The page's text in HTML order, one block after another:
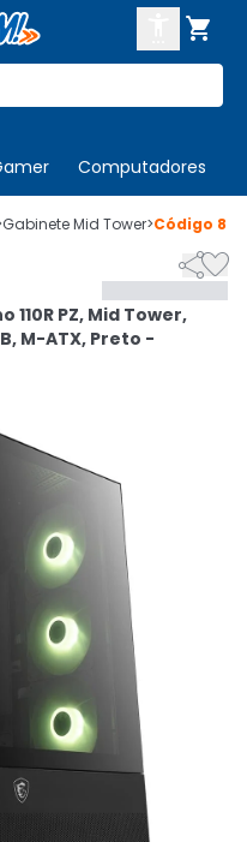

Computadores
SE
Gabinete Mid Tower>Código

110R PZ, Mid Tower,
M-ATX, Preto -